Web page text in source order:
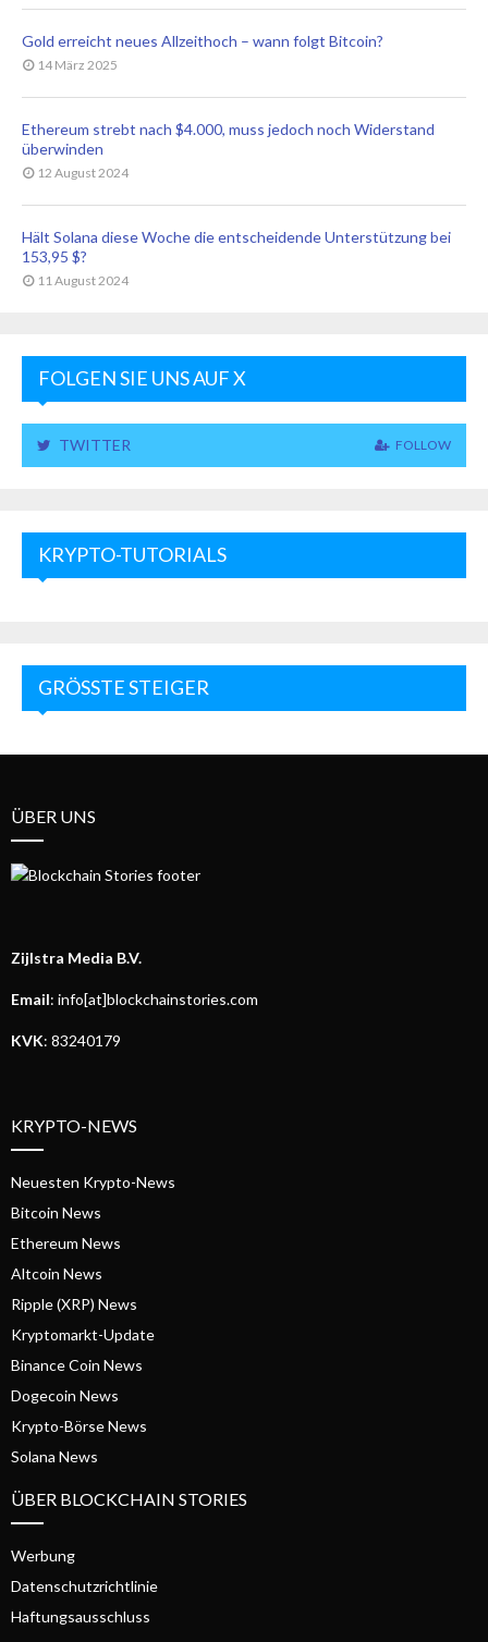
Gold erreicht neues Allzeithoch – wann folgt Bitcoin?
14 März 2025
Ethereum strebt nach $4.000, muss jedoch noch Widerstand
überwinden
12 August 2024
Hält Solana diese Woche die entscheidende Unterstützung bei
153,95 $?
11 August 2024
FOLGEN SIE UNS AUF X
TWITTER FOLLOW
KRYPTO-TUTORIALS
GRÖSSTE STEIGER
ÜBER UNS
Zijlstra Media B.V.
Email: info[at]blockchainstories.com
KVK: 83240179
KRYPTO-NEWS
Neuesten Krypto-News
Bitcoin News
Ethereum News
Altcoin News
Ripple (XRP) News
Kryptomarkt-Update
Binance Coin News
Dogecoin News
Krypto-Börse News
Solana News
ÜBER BLOCKCHAIN STORIES
Werbung
Datenschutzrichtlinie
Haftungsausschluss